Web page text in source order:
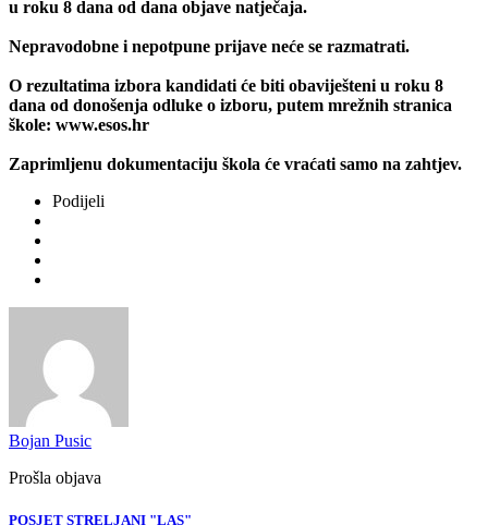
u roku 8 dana od dana objave natječaja.
Nepravodobne i nepotpune prijave neće se razmatrati.
O rezultatima izbora kandidati će biti obaviješteni u roku 8
dana od donošenja odluke o izboru, putem mrežnih stranica
škole: www.esos.hr
Zaprimljenu dokumentaciju škola će vraćati samo na zahtjev.
Podijeli
Bojan Pusic
Prošla objava
POSJET STRELJANI "LAS"